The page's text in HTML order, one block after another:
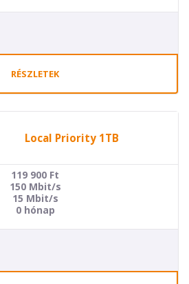
RÉSZLETEK
Local Priority 1TB
119 900 Ft
150 Mbit/s
15 Mbit/s
0 hónap